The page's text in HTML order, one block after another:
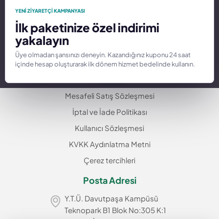
Alan Adı
Hizmetler
Mesafeli Satış Sözleşmesi
İptal ve İade Politikası
Kullanıcı Sözleşmesi
KVKK Aydınlatma Metni
Çerez tercihleri
Posta Adresi
Y.T.Ü. Davutpaşa Kampüsü
Teknopark B1 Blok No:305 K:1
YENI ZIYARETÇI KAMPANYASI
İlk paketinize özel indirimi
yakalayın
Üye olmadan şansınızı deneyin. Kazandığınız kuponu 24 saat
içinde hesap oluşturarak ilk dönem hizmet bedelinde kullanın.